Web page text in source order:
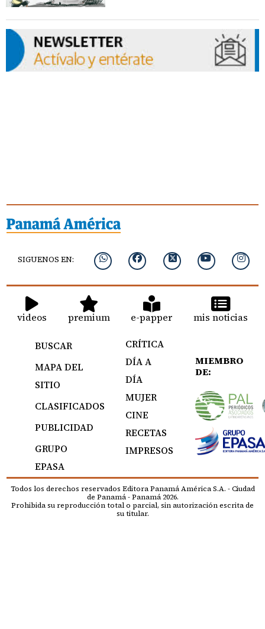
SIGUENOS EN:
videos premium e-papper mis noticias
BUSCAR
MAPA DEL
SITIO
CLASIFICADOS
PUBLICIDAD
GRUPO
EPASA
CRÍTICA
DÍA A
DÍA
MUJER
CINE
RECETAS
IMPRESOS
MIEMBRO
DE:
Todos los derechos reservados Editora Panamá América S.A. - Ciudad
de Panamá - Panamá 2026.
Prohibida su reproducción total o parcial, sin autorización escrita de
su titular.